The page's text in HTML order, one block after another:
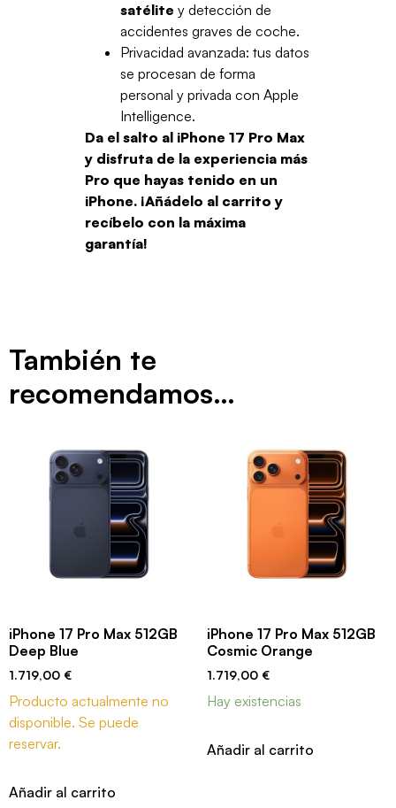
satélite y detección de
accidentes graves de coche.
Privacidad avanzada: tus datos
se procesan de forma
personal y privada con Apple
Intelligence.
Da el salto al iPhone 17 Pro Max
y disfruta de la experiencia más
Pro que hayas tenido en un
iPhone. ¡Añádelo al carrito y
recíbelo con la máxima
garantía!
También te
recomendamos…
iPhone 17 Pro Max 512GB
Deep Blue
1.719,00 €
Producto actualmente no
disponible. Se puede
reservar.
Añadir al carrito
iPhone 17 Pro Max 512GB
Cosmic Orange
1.719,00 €
Hay existencias
Añadir al carrito